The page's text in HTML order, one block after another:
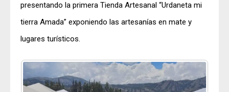
presentando la primera Tienda Artesanal “Urdaneta mi
tierra Amada” exponiendo las artesanías en mate y
lugares turísticos.